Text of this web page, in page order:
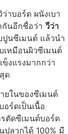
กันอีกชื่อว่า วีว่า
ปูนซีเมนต์ แล้วนำ
เหมือนผิวซีเมนต์
งแรงมากกว่า
ด
ในของซีเมนต์
ร์ดเป็นเนื้อ
ตัดซีเมนต์บอร์ด
ปลวกได้ 100% มี